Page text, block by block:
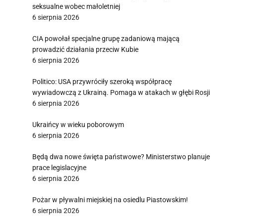
seksualne wobec małoletniej
6 sierpnia 2026
CIA powołał specjalne grupę zadaniową mającą
prowadzić działania przeciw Kubie
6 sierpnia 2026
Politico: USA przywróciły szeroką współpracę
wywiadowczą z Ukrainą. Pomaga w atakach w głębi Rosji
6 sierpnia 2026
Ukraińcy w wieku poborowym
6 sierpnia 2026
Będą dwa nowe święta państwowe? Ministerstwo planuje
prace legislacyjne
6 sierpnia 2026
Pożar w pływalni miejskiej na osiedlu Piastowskim!
6 sierpnia 2026